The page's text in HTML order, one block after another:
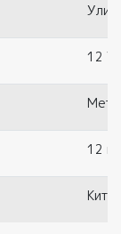
12 V
12
Китай